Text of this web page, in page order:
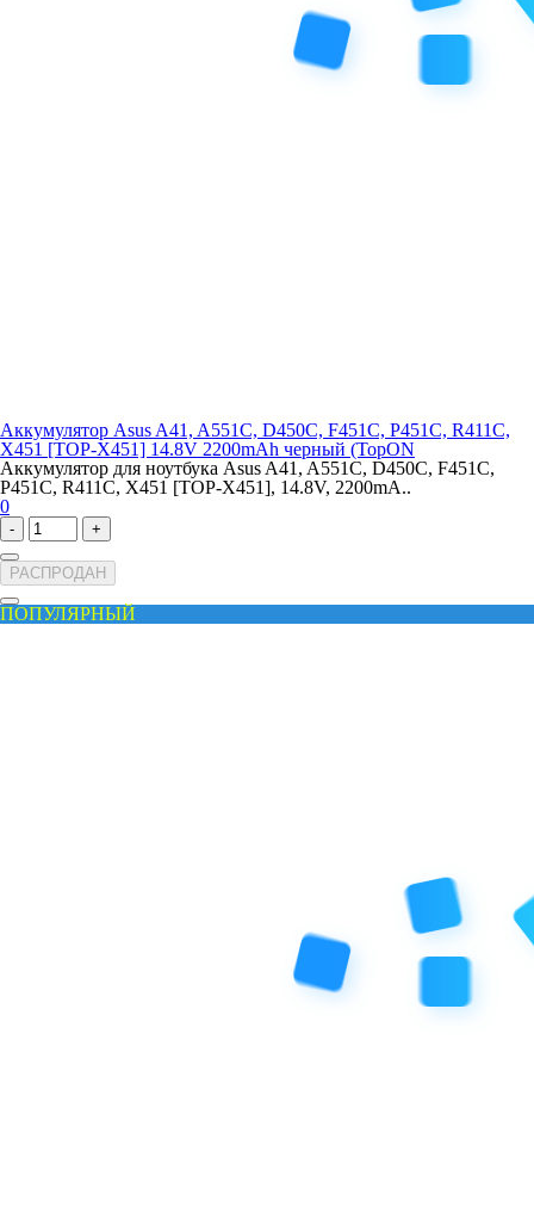
Аккумулятор Asus A41, A551C, D450C, F451C, P451C, R411C,
X451 [TOP-X451] 14.8V 2200mAh черный (TopON
Аккумулятор для ноутбука Asus A41, A551C, D450C, F451C,
P451C, R411C, X451 [TOP-X451], 14.8V, 2200mA..
0
- +
РАСПРОДАН
ПОПУЛЯРНЫЙ